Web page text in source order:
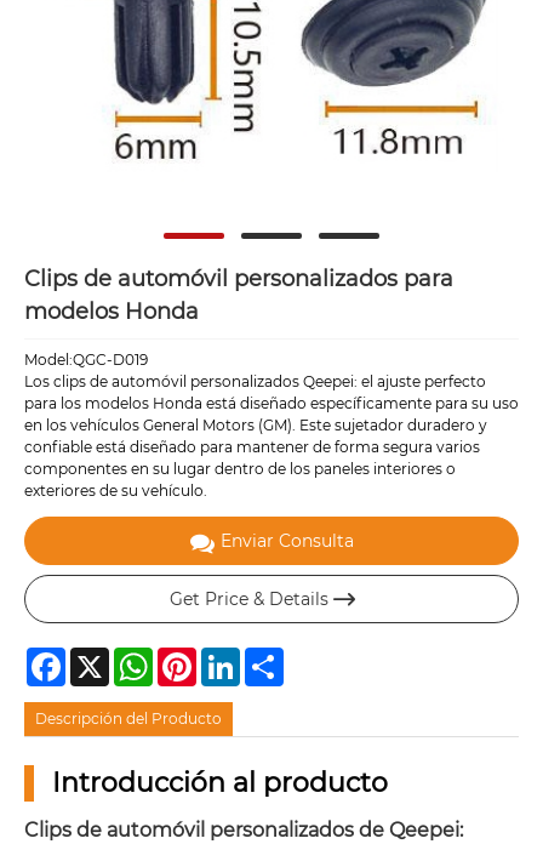
Clips de automóvil personalizados para
modelos Honda
Model:QGC-D019
Los clips de automóvil personalizados Qeepei: el ajuste perfecto
para los modelos Honda está diseñado específicamente para su uso
en los vehículos General Motors (GM). Este sujetador duradero y
confiable está diseñado para mantener de forma segura varios
componentes en su lugar dentro de los paneles interiores o
exteriores de su vehículo.
Enviar Consulta
Get Price & Details 
Facebook
X WhatsAppPinterestLinkedIn
Descripción del Producto
Introducción al producto
Clips de automóvil personalizados de Qeepei: